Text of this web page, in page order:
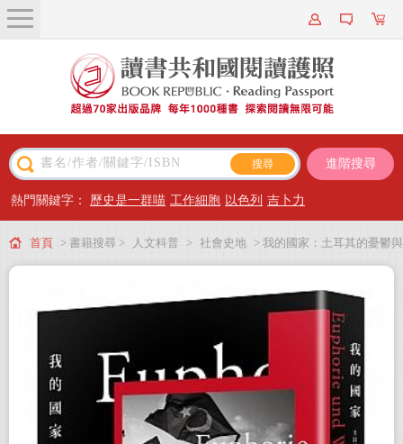
關於我們
近期新書
主題閱讀
出版專區
會員專屬
會員儲值方案
進階搜尋
熱門關鍵字： 歷史是一群喵 工作細胞 以色列 吉卜力
首頁 > 書籍搜尋 > 人文科普 > 社會史地 > 我的國家：土耳其的憂鬱與